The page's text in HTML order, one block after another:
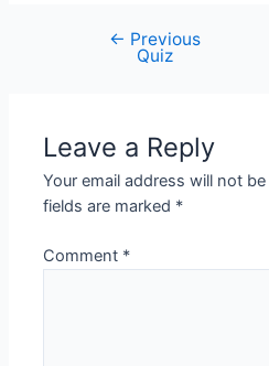
navigation
← Previous
Quiz
Leave a Reply
Your email address will not
fields are marked *
Comment *